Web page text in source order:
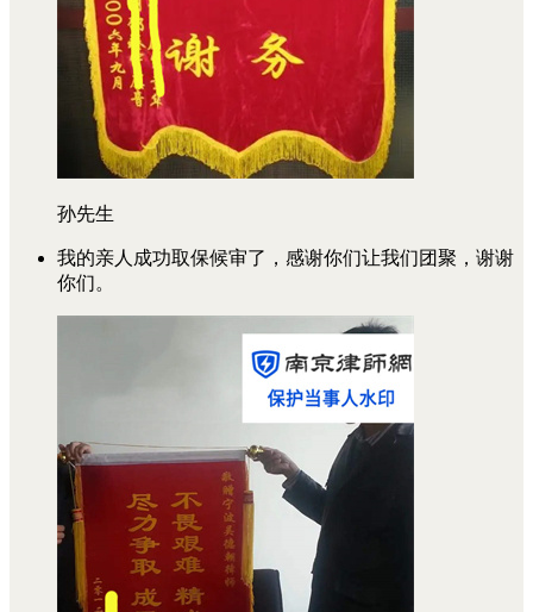
孙先生
我的亲人成功取保候审了，感谢你们让我们团聚，谢谢
你们。